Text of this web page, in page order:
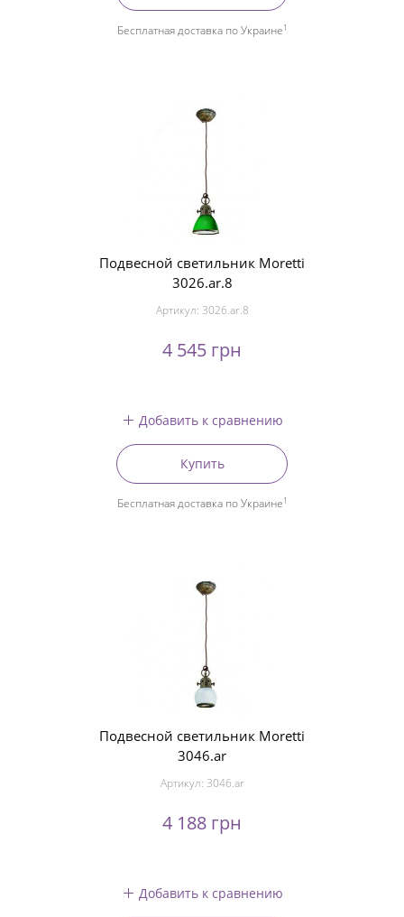
Бесплатная доставка по Украине1
Подвесной светильник Moretti
3026.ar.8
Артикул: 3026.ar.8
4 545 грн
Добавить к сравнению
Купить
Бесплатная доставка по Украине1
Подвесной светильник Moretti
3046.ar
Артикул: 3046.ar
4 188 грн
Добавить к сравнению